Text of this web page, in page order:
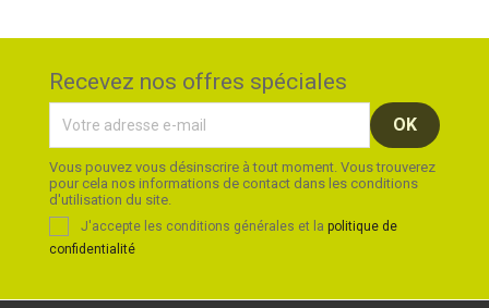
Recevez nos offres spéciales
Vous pouvez vous désinscrire à tout moment. Vous trouverez
pour cela nos informations de contact dans les conditions
d'utilisation du site.
J'accepte les conditions générales et la politique de
confidentialité